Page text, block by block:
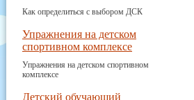
Как определиться с выбором ДСК
Упражнения на детском
спортивном комплексе
Упражнения на детском спортивном
комплексе
Детский обучающий